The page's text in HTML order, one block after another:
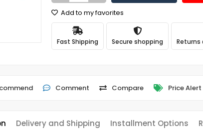
Add to my favorites
Fast Shipping Secure shopping Returns
Comment Compare Price Alert
Delivery and Shipping Installment Options